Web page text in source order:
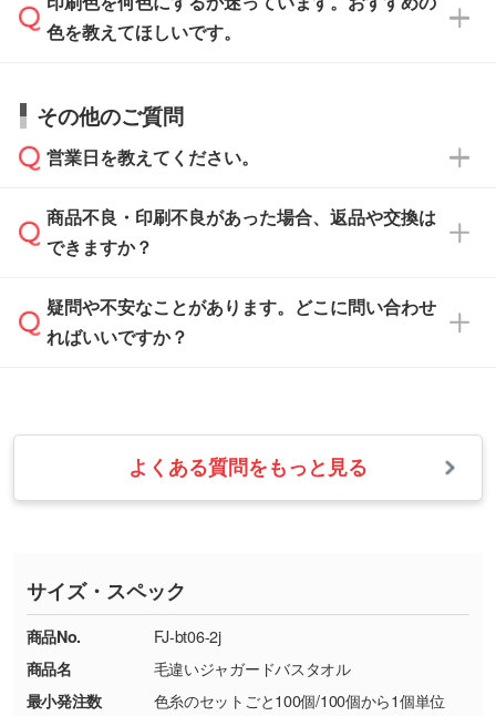
でお送りください。
い合わせください。
なお、印刷用データの作り方に関する詳細は、
データ作成でお困りの際には、担当スタッフが
サポートいたしますのでお気軽にご相談くださ
から添付してお送りください。
・解像度の低いデータをトレース/調整してほ
しい
解像度の低い画像や、手書きのイラスト、写真
などを、印刷に適したベクターデータに変換し
・フルカラーデータを1色に変換してほしい
・1色印刷でグラデーションや濃淡を表現した
い
す。→詳しく見る
・コーポレートカラーを使って印刷したい／印
刷色にこだわりがある
DIC・PANTONEなどのカラーチップの指定や、
色を教えてほしいです。
お見積・ご注文・
相談いただきますと、担当スタッフがお客様の
ご希望や商品の本体色を確認し、印刷色をご提
本体色がブラック、ネイビーなど濃色の場合は
白色か淡い色の印刷色をおすすめしておりま
す。
本体色がナチュラルなど淡色の場合、印刷をく
っきりと目立たせたいときは濃い印刷色が、柔
らかい雰囲気にしたいときは淡い印刷色が映え
また、お選びいただいた印刷色が本体色に合わ
ない場合や仕上がりに影響しそうな場合は、ス
タッフから別の色をご案内することもございま
その他のご質問
営業日を教えてください。
営業日は平日の10:00～18:00で、土日祝日はお
休みとなります。注文・見積・お問い合わせ
速やかに対応いたします。
商品不良・印刷不良があった場合、返品や交換は
できますか？
お手数をお掛けいたしますが、至急担当スタッ
フまでご連絡ください。商品の状況を確認し、
・お届け時に商品が損傷・故障している場合
・ご注文と異なる商品が届いた場合
・印刷不良があった場合
※詳しくは「商品の良品基準について
ください。
【返品・交換ができない場合】
・お客様の元で商品を加工された場合、または
疑問や不安なことがあります。どこに問い合わせ
ればいいですか？
業日以内に担当スタッフよりメールにてご連絡
いたします。
お急ぎの場合はお電話でのご質問も受け付けて
TEL：0422-29-9911 営業時間10:00～
18:00(土日祝日除く)
お問い合わせフォームはこちら
よくある質問をもっと見る
サイズ・スペック
商品No.
FJ-bt06-2j
商品名
毛違いジャガードバスタオル
最小発注数
色糸のセットごと100個/100個から1個単位